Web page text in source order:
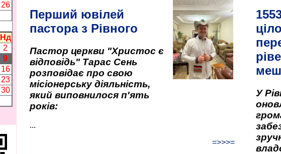
26
Нд
2
9
16
23
30
Перший ювілей
пастора з Рівного
Пастор церкви "Христос є
відповідь" Тарас Сень
розповідає про свою
місіонерську діяльність,
який виповнилося п'ять
років:
...
=>>>=
У